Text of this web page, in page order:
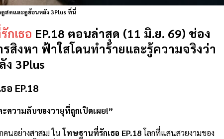
ดูสดและดูย้อนหลัง 3Plus ที่นี่
กเธอ EP.18 ตอนล่าสุด (11 มิ.ย. 69) ช่อง
สิงหา ฟ้าใสโดนทำร้ายและรู้ความจริงว่า
3Plus
อ EP.18
ความลับของวายุที่ถูกเปิดเผย!”
คนอย่างสาสม! ในโทษฐานที่รักเธอ EP.18โลกที่แสนสวยงามของ